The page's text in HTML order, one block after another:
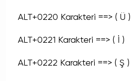
ALT+0220 Karakteri ==> ( Ü )
ALT+0221 Karakteri ==> ( İ )
ALT+0222 Karakteri ==> ( Ş )